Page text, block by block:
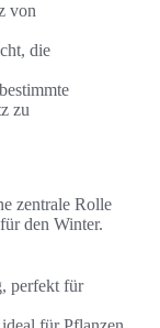
von
die
zu
zentrale Rolle
den Winter.
perfekt für